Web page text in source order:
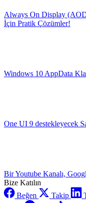
Always On Display
İçin Pratik Çözümler!
Windows 10 AppData
One UI 9 destekleyecek
Bir Youtube Kanalı,
Bize Katılın
Beğen
Takip